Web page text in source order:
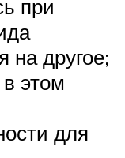
при
на другое;
этом
для